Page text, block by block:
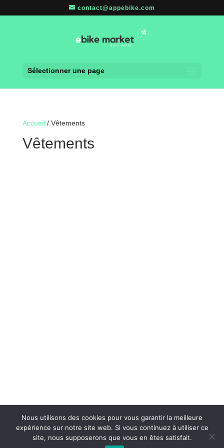
contact@appebike.com
Sélectionner une page
Accueil/ Vêtements
Vêtements
Nous utilisons des cookies pour vous garantir la meilleure
expérience sur notre site web. Si vous continuez à utiliser ce
site, nous supposerons que vous en êtes satisfait.